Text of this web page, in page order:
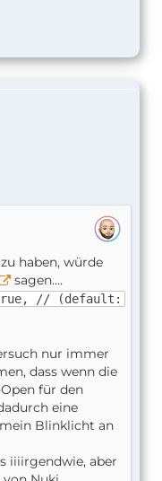
haben, würde
sagen....
true, // (default:
nur immer
dass wenn die
für den
eine
Blinklicht an
iiiirgendwie, aber